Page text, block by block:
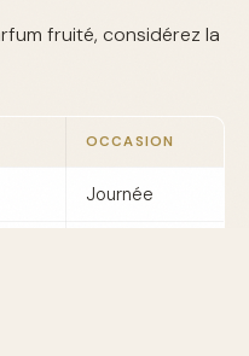
fruité, considérez la
OCCASION
Journée